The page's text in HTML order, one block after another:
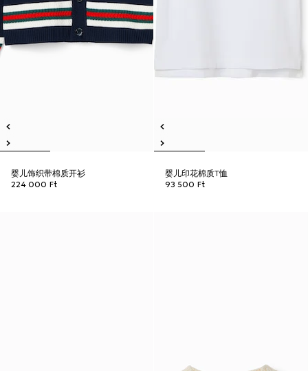
婴儿饰织带棉质开衫
224 000 Ft
婴儿印花棉质T恤
93 500 Ft